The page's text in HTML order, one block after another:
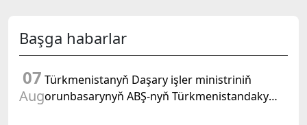
Başga habarlar
07
Aug
Türkmenistanyň Daşary işler ministriniň
orunbasarynyň ABŞ-nyň Türkmenistandaky